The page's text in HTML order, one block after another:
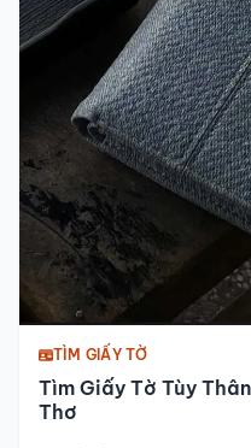
TÌM GIẤY TỜ
Tìm Giấy Tờ Tùy
Thơ